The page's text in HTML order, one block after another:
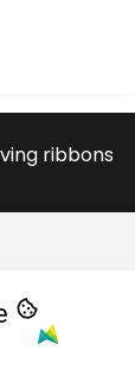
ribbons